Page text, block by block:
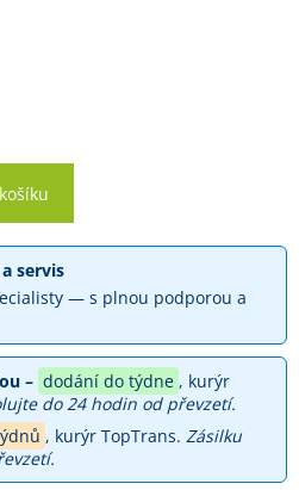
servis
— s plnou podporou a
– dodání do týdne , kurýr
do 24 hodin od převzetí.
, kurýr TopTrans. Zásilku